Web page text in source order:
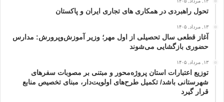
تحول راهبردی در همکاری های تجاری ایران و پاکستان
۱۳, مرداد, ۱۴۰۵
آغاز قطعی سال تحصیلی از اول مهر؛ وزیر آموزش‌وپرورش: مدارس
حضوری بازگشایی می‌شوند
۱۳, مرداد, ۱۴۰۵
توزیع اعتبارات استان پروژه‌محور و مبتنی بر مصوبات سفرهای
شهرستانی باشد/ تکمیل طرح‌های اولویت‌دار، مبنای تخصیص منابع
قرار گیرد